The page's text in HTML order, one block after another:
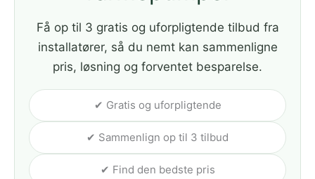
Få op til 3 gratis og uforpligtende tilbud fra
installatører, så du nemt kan sammenligne
pris, løsning og forventet besparelse.
✔ Gratis og uforpligtende
✔ Sammenlign op til 3 tilbud
✔ Find den bedste pris